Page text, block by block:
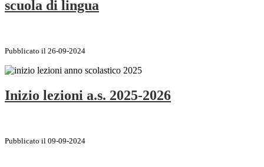
scuola di lingua
Pubblicato il 26-09-2024
Inizio lezioni a.s. 2025-2026
Pubblicato il 09-09-2024